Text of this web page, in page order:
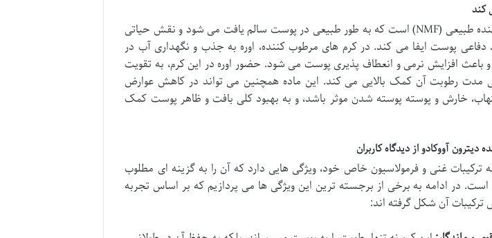
کند
اوره (Urea) یک عامل مرطوب کننده طبیعی (NMF) است که به طور طبیعی در پوست سالم یافت می شود و نقش حیاتی
پوست ایفا می کند. در کرم های مرطوب کننده، اوره به جذب و نگهداری آب در
افزایش نرمی و انعطاف پذیری پوست می شود. حضور اوره در این کرم، به تقویت
رطوبت آن کمک بالایی می کند. این ماده همچنین می تواند در کاهش عوارض
خارش و پوسته پوسته شدن موثر باشد، و به بهبود کلی بافت و ظاهر پوست کمک
آووکادو از دیدگاه کاربران
ترکیبات غنی و فرمولاسیون خاص خود، ویژگی هایی دارد که آن را به گزینه ای مطلوب
است. در ادامه به برخی از برجسته ترین این ویژگی ها می پردازیم که بر اساس تجربه
آن شکل گرفته اند: